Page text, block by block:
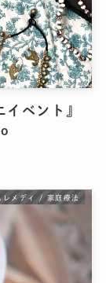
ベント』
レメディ / 家庭療法